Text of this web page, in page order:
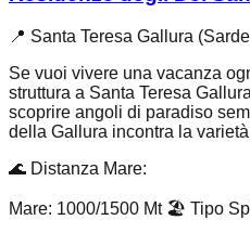
📍 Santa Teresa Gallura
Se vuoi vivere una vacanza
struttura a Santa Teresa
scoprire angoli di paradiso
della Gallura incontra la
🌊 Distanza Mare:
Mare: 1000/1500 Mt 🏖️ Tipo